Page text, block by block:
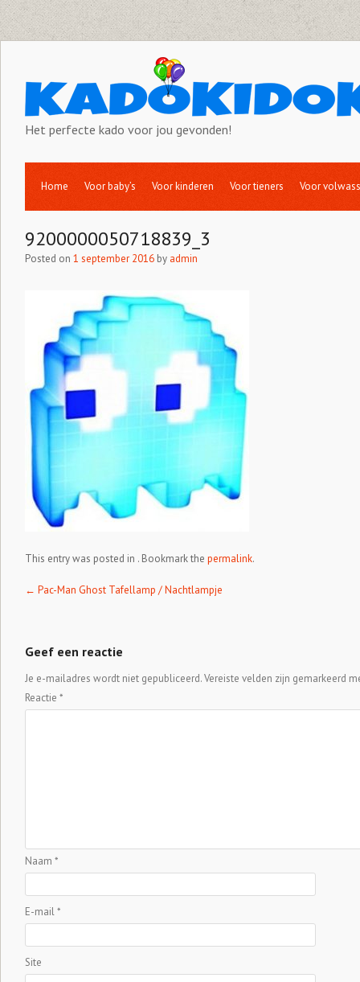
Het perfecte kado voor jou gevonden!
Home Voor baby’s Voor kinderen Voor tieners Voor
9200000050718839_3
Posted on 1 september 2016 by admin
This entry was posted in . Bookmark the permalink.
Post navigation
← Pac-Man Ghost Tafellamp / Nachtlampje
Geef een reactie
Je e-mailadres wordt niet gepubliceerd.Vereiste velden zijn gemarkeerd
Reactie *
Naam *
E-mail*
Site